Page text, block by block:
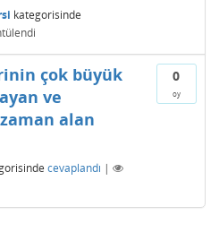
kategorisinde
0
oy
çok büyük
ve
alan
cevaplandı |